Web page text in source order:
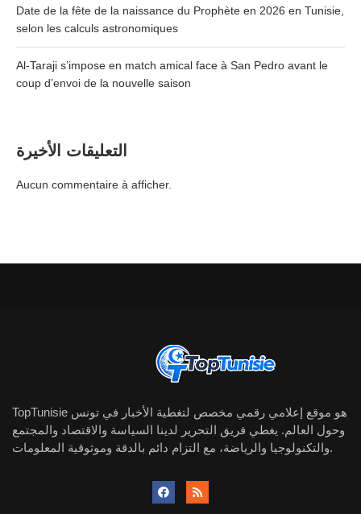
Date de la fête de la naissance du Prophète en 2026 en Tunisie,
selon les calculs astronomiques
Al-Taraji s’impose en match amical face à San Pedro avant le
coup d’envoi de la nouvelle saison
التعليقات الأخيرة
Aucun commentaire à afficher.
TopTunisie هو موقع إعلامي رقمي مخصص لتغطية الأخبار في تونس
وحول العالم. يغطي فريق التحرير لدينا السياسة والاقتصاد والمجتمع
والتكنولوجيا والرياضة، مع التزام دائم بالدقة وموثوقية المعلومات.